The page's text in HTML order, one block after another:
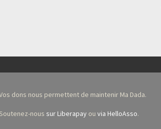
dons nous permettent de maintenir Ma Dada.
nous sur Liberapayou via HelloAsso.